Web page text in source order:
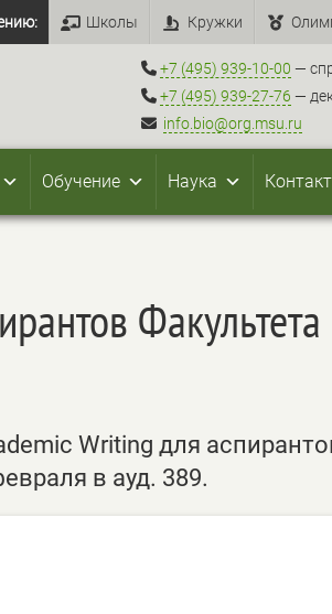
Школы Кружки
+7 (495) 939-10-00 —
+7 (495) 939-27-76 —
info.bio@org.msu.ru
Обучение Наука
Факультета
Writing для
в ауд. 389.